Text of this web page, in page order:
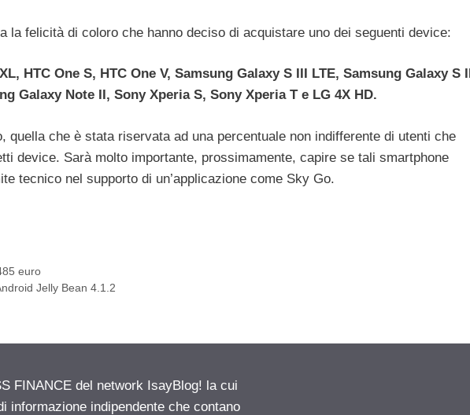
la felicità di coloro che hanno deciso di acquistare uno dei seguenti device:
HTC One S, HTC One V, Samsung Galaxy S III LTE, Samsung Galaxy S III
Galaxy Note II, Sony Xperia S, Sony Xperia T e LG 4X HD.
quella che è stata riservata ad una percentuale non indifferente di utenti che
device. Sarà molto importante, prossimamente, capire se tali smartphone
tecnico nel supporto di un’applicazione come Sky Go.
euro
Jelly Bean 4.1.2
FINANCE del network IsayBlog! la cui
informazione indipendente che contano